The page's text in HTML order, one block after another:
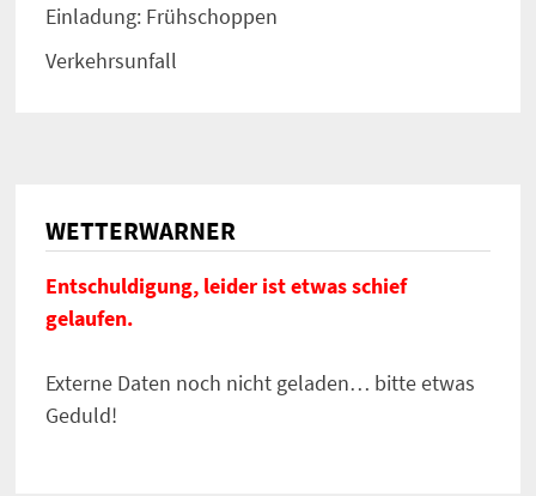
Einladung: Frühschoppen
Verkehrsunfall
WETTERWARNER
Entschuldigung, leider ist etwas schief
gelaufen.
Externe Daten noch nicht geladen… bitte etwas
Geduld!